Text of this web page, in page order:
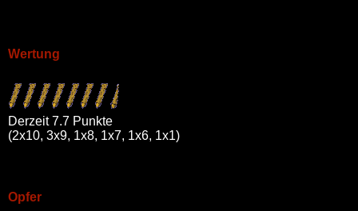
Wertung
Derzeit 7.7 Punkte
(2x10, 3x9, 1x8, 1x7, 1x6, 1x1)
Opfer